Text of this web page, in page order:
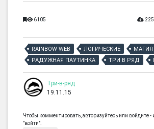
6105
RAINBOW WEB ЛОГИЧЕСКИЕ
МАГИЯ
РАДУЖНАЯ ПАУТИНКА
ТРИ В РЯД
Три-в-ряд
19.11.15
Чтобы комментировать, авторизуйтесь или войдите -
"войти".